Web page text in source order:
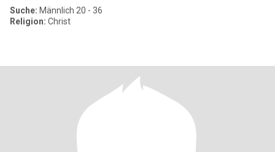
Suche: Männlich 20 - 36
Religion: Christ